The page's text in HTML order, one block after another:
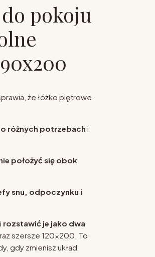
pokoju
że łóżko piętrowe
różnych potrzebach i
położyć się obok
snu, odpoczynku i
rozstawić je jako dwa
szersze 120x200. To
gdy zmienisz układ